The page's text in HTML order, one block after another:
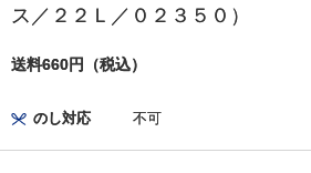
ス／２２Ｌ／０２３５０）
送料660円（税込）
のし対応 不可